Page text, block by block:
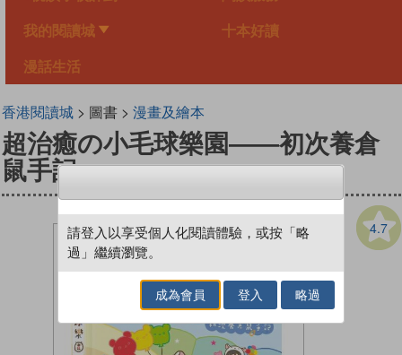
我的閱讀城 十本好讀
漫話生活
香港閱讀城> 圖書 > 漫畫及繪本
超治癒の小毛球樂園——初次養倉
鼠手記
4.7
請登入以享受個人化閱讀體驗，或按「略
過」繼續瀏覽。
成為會員 登入 略過